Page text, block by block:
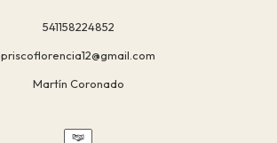
541158224852
priscoflorencia12@gmail.com
Martín Coronado